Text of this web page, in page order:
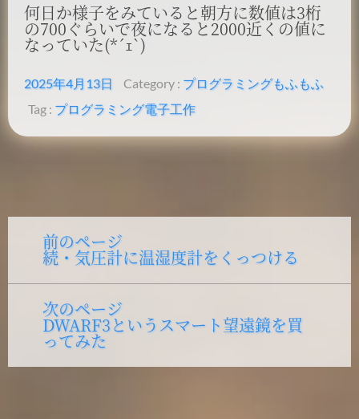
何日か様子をみていると朝方に数値は3桁
の700ぐらいで夜になると2000近くの値に
なっていた(*´ｪ`)
2025年4月13日 Category : プログラミングもふもふ
Tag : プログラミング電子工作
ナ
ー
前のページ
post:
続・気圧計に温湿度計をくっつける
次のページ
post:
DWARF3というスマート望遠鏡を買
ってみた